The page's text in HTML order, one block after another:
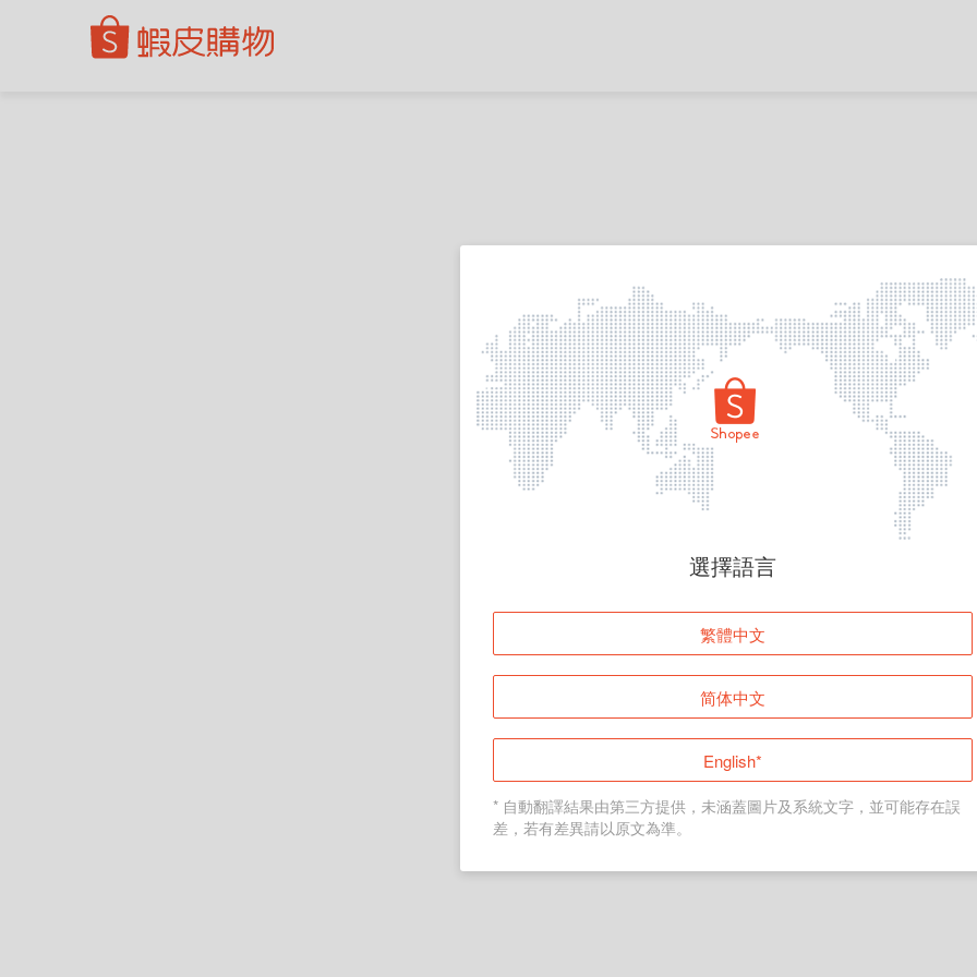
頁面無法顯示
登入
返回首頁
選擇語言
繁體中文
简体中文
English*
* 自動翻譯結果由第三方提供，未涵蓋圖片及系統文字，並可能存在誤
差，若有差異請以原文為準。